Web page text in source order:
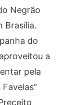
Negrão
Brasília.
do
a
pela